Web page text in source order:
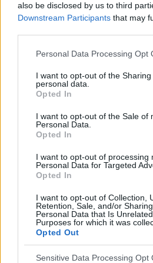
also be disclosed by us to third
Downstream Participants that may
Personal Data Processing Opt
I want to opt-out of the
personal data.
Opted In
I want to opt-out of the Sale of
Personal Data.
Opted In
I want to opt-out of processing
Personal Data for Targeted
Opted In
I want to opt-out of Collection,
Retention, Sale, and/or
Personal Data that Is
Purposes for which it was
Opted Out
Sensitive Data Processing Opt